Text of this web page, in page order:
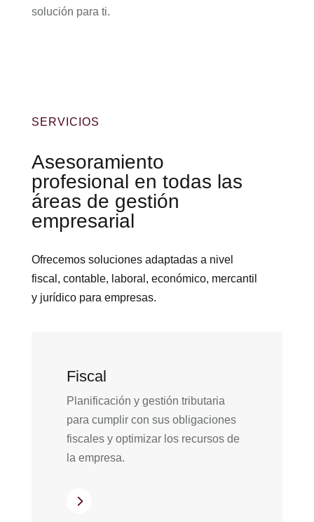
solución para ti.
SERVICIOS
Asesoramiento
profesional en todas las
áreas de gestión
empresarial
Ofrecemos soluciones adaptadas a nivel
fiscal, contable, laboral, económico, mercantil
y jurídico para empresas.
Fiscal
Planificación y gestión tributaria
para cumplir con sus obligaciones
fiscales y optimizar los recursos de
la empresa.
5